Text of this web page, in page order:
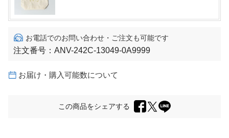
お電話でのお問い合わせ・ご注文も可能です
注文番号： ANV-242C-13049-0A9999
お届け・購入可能数について
この商品をシェアする